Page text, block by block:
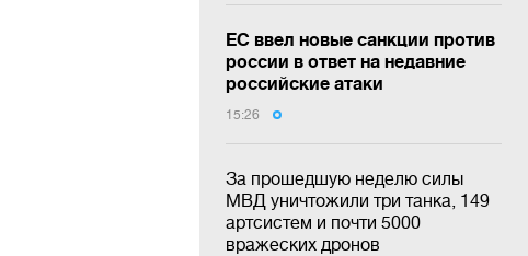
ЕС ввел новые санкции против
россии в ответ на недавние
российские атаки
15:26
За прошедшую неделю силы
МВД уничтожили три танка, 149
артсистем и почти 5000
вражеских дронов